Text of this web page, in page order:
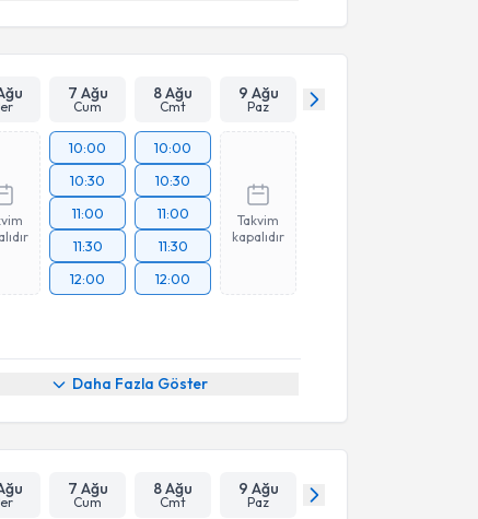
7 Ağu
Cum
8 Ağu
Cmt
9 Ağu
Paz
10:00
10:30
11:00
11:30
12:00
10:00
10:30
11:00
11:30
12:00
Takvim
kapalıdır
Daha Fazla Göster
7 Ağu
Cum
8 Ağu
Cmt
9 Ağu
Paz